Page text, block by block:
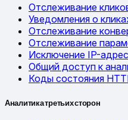
Отслеживание
Уведомления о
Отслеживание
Отслеживание
Исключение IP-
Общий доступ к
Коды состояния
Аналитика третьих сторон